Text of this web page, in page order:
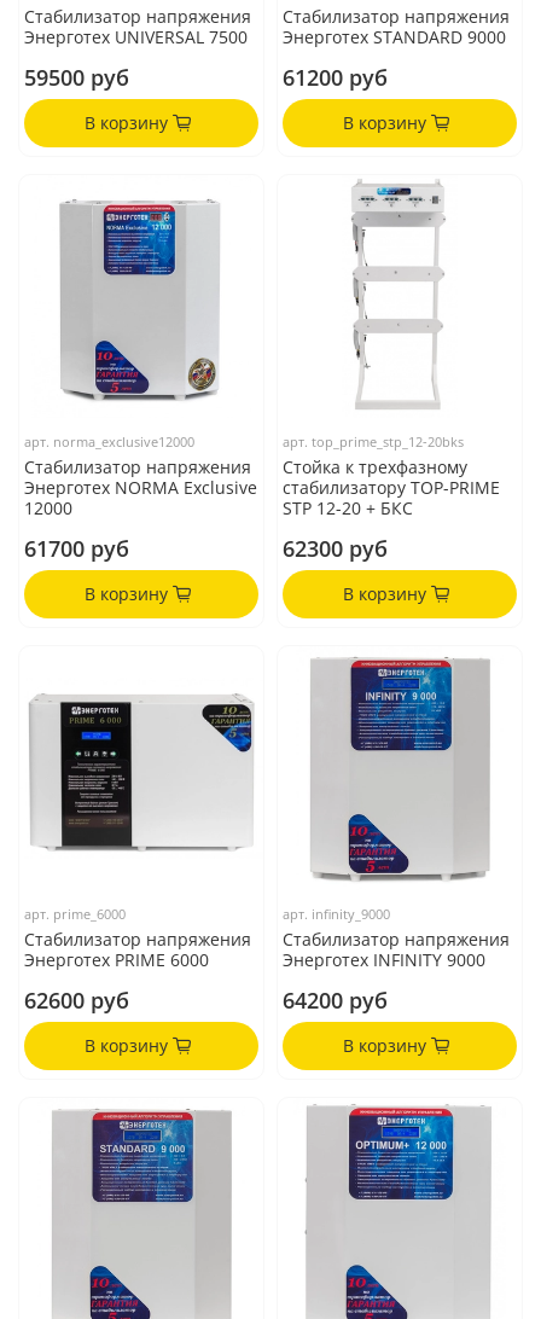
Стабилизатор напряжения
Энерготех UNIVERSAL 7500
59500 руб
В корзину
Стабилизатор напряжения
Энерготех STANDARD 9000
61200 руб
В корзину
арт. norma_exclusive12000
Стабилизатор напряжения
Энерготех NORMA Exclusive
12000
61700 руб
В корзину
арт.top_prime_stp_12-20bks
Стойка к трехфазному
стабилизатору TOP-PRIME
STP 12-20 + БКС
62300 руб
В корзину
арт. prime_6000
Стабилизатор напряжения
Энерготех PRIME 6000
62600 руб
В корзину
арт. infinity_9000
Стабилизатор напряжения
Энерготех INFINITY 9000
64200 руб
В корзину